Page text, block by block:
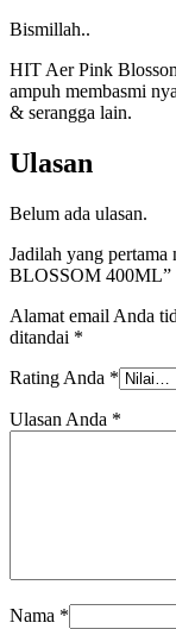
Bismillah..
HIT Aer Pink
ampuh membasmi
& serangga lain.
Ulasan
Belum ada ulasan.
Jadilah yang
BLOSSOM 400ML”
Alamat email Anda
ditandai *
Rating Anda *
Ulasan Anda *
Nama *